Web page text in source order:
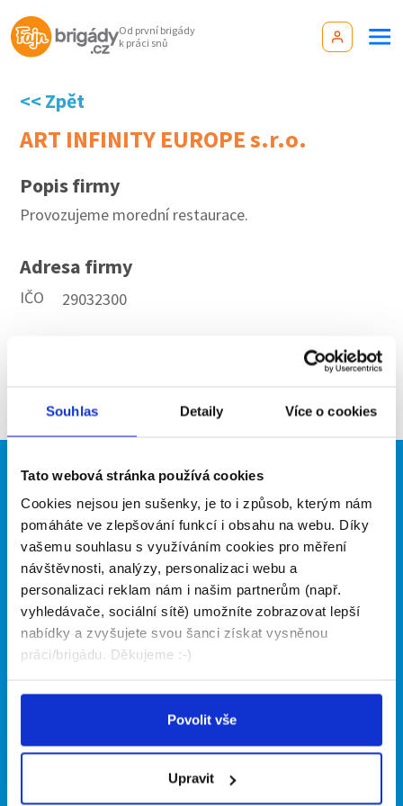
Souhlas Detaily Více o cookies
Tato webová stránka používá cookies
Cookies nejsou jen sušenky, je to i způsob, kterým nám
pomáháte ve zlepšování funkcí i obsahu na webu. Díky
vašemu souhlasu s využíváním cookies pro měření
návštěvnosti, analýzy, personalizaci webu a
personalizaci reklam nám i našim partnerům (např.
vyhledávače, sociální sítě) umožníte zobrazovat lepší
nabídky a zvyšujete svou šanci získat vysněnou
práci/brigádu. Děkujeme :-)
Povolit vše
Upravit
Od první brigády
k práci snů
<< Zpět
ART INFINITY EUROPE s.r.o.
Popis firmy
Provozujeme morední restaurace.
Adresa firmy
IČO 29032300
prosím znovu za pár dní.
Brigádníci
Články
Hledané brigády
Firmy
Vložit inzerát
Propagace
O portálu
Kontakt
Podmínky
Upravit předvolby cookies
Nabídky na web
Zásady ochrany osobních
Naše další projekty
Nabídka práce z celé ČR
Mobilní aplikace